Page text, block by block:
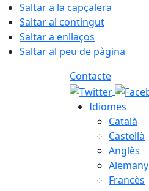
Saltar a la capçalera
Saltar al contingut
Saltar a enllaços
Saltar al peu de pàgina
Contacte
Idiomes
Català
Castellà
Anglès
Alemany
Francès